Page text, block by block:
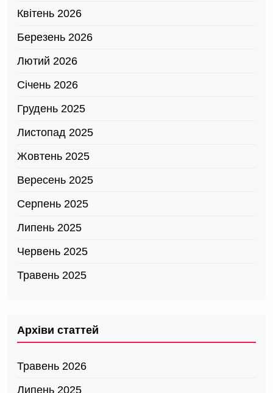
Квітень 2026
Березень 2026
Лютий 2026
Січень 2026
Грудень 2025
Листопад 2025
Жовтень 2025
Вересень 2025
Серпень 2025
Липень 2025
Червень 2025
Травень 2025
Архіви статтей
Травень 2026
Липень 2025